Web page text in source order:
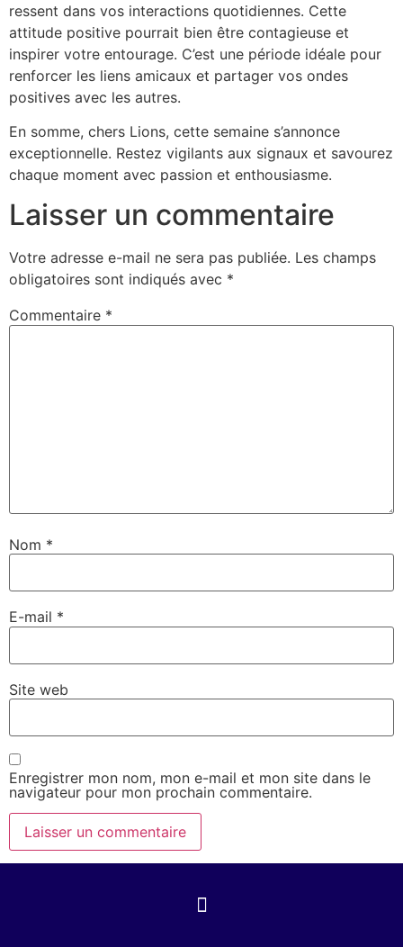
ressent dans vos interactions quotidiennes. Cette
attitude positive pourrait bien être contagieuse et
inspirer votre entourage. C’est une période idéale pour
renforcer les liens amicaux et partager vos ondes
positives avec les autres.
En somme, chers Lions, cette semaine s’annonce
exceptionnelle. Restez vigilants aux signaux et savourez
chaque moment avec passion et enthousiasme.
Laisser un commentaire
Votre adresse e-mail ne sera pas publiée. Les champs
obligatoires sont indiqués avec *
Commentaire *
Nom *
E-mail *
Site web
Enregistrer mon nom, mon e-mail et mon site dans le
navigateur pour mon prochain commentaire.